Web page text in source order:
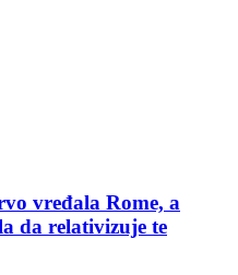
vređala Rome, a
da relativizuje te